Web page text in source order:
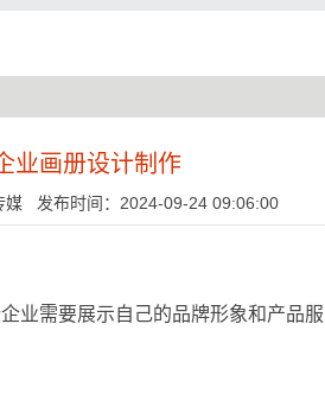
业画册设计制作
发布时间：2024-09-24 09:06:00
业需要展示自己的品牌形象和产品